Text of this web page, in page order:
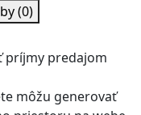
(0)
príjmy predajom
môžu generovať